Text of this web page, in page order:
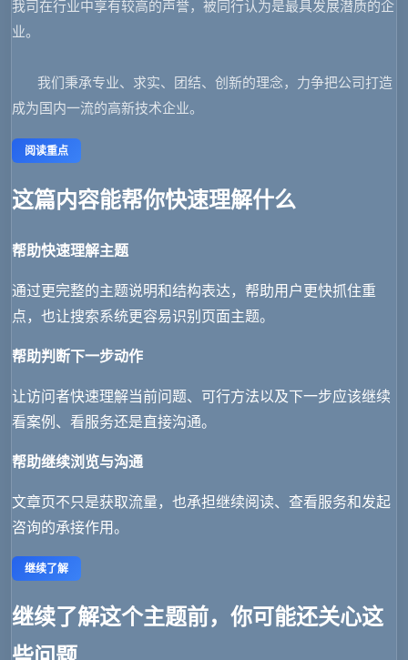
我司在行业中享有较高的声誉，被同行认为是最具发展潜质的企
业。
我们秉承专业、求实、团结、创新的理念，力争把公司打造
成为国内一流的高新技术企业。
阅读重点
这篇内容能帮你快速理解什么
帮助快速理解主题
通过更完整的主题说明和结构表达，帮助用户更快抓住重
点，也让搜索系统更容易识别页面主题。
帮助判断下一步动作
让访问者快速理解当前问题、可行方法以及下一步应该继续
看案例、看服务还是直接沟通。
帮助继续浏览与沟通
文章页不只是获取流量，也承担继续阅读、查看服务和发起
咨询的承接作用。
继续了解
继续了解这个主题前，你可能还关心这